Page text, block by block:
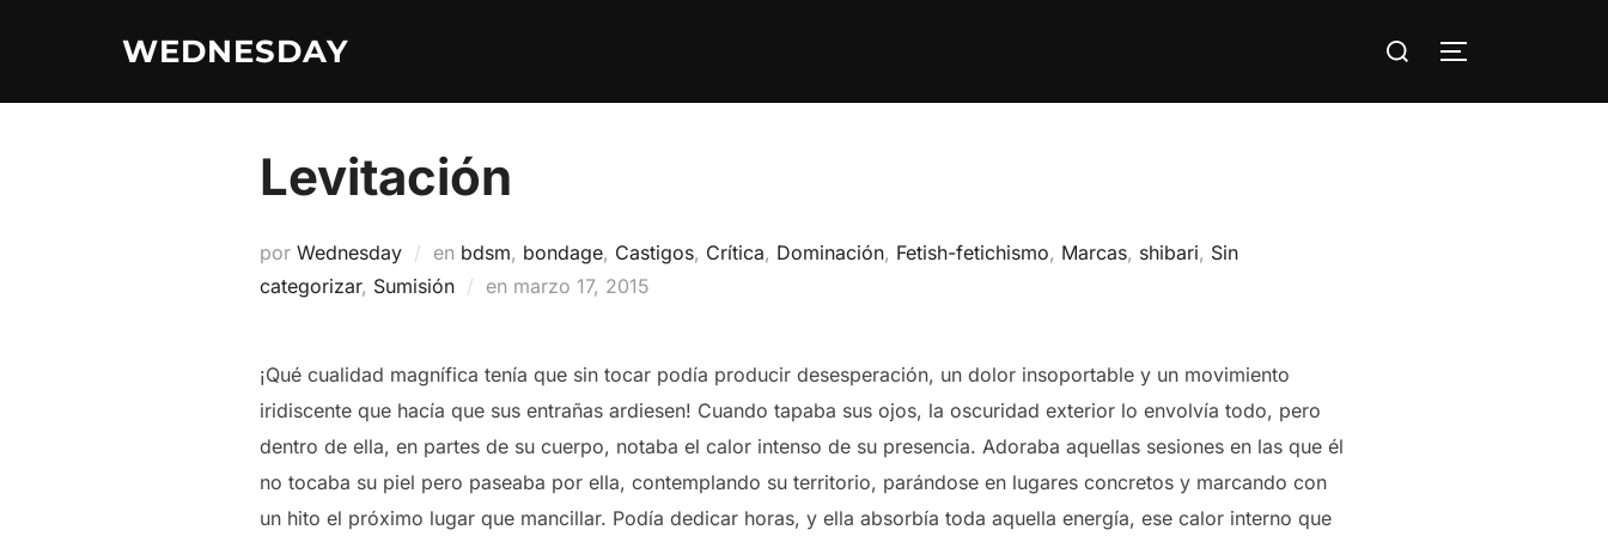
WEDNESDAY
Buscar:
ALTERNAR
Levitación
por Wednesday en bdsm, bondage, Castigos, Crítica, Dominación, Fetish-fetichismo, Marcas, shibari, Sin
categorizar, Sumisión en Publicado
marzo 17, 2015
¡Qué cualidad magnífica tenía que sin tocar podía producir desesperación, un dolor insoportable y un movimiento
iridiscente que hacía que sus entrañas ardiesen! Cuando tapaba sus ojos, la oscuridad exterior lo envolvía todo, pero
dentro de ella, en partes de su cuerpo, notaba el calor intenso de su presencia. Adoraba aquellas sesiones en las que él
no tocaba su piel pero paseaba por ella, contemplando su territorio, parándose en lugares concretos y marcando con
un hito el próximo lugar que mancillar. Podía dedicar horas, y ella absorbía toda aquella energía, ese calor interno que